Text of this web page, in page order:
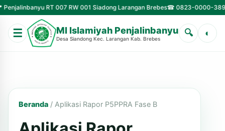
RT 007 RW 001 Siadong Larangan Brebes☎ 0823-0000-3890✉
☰ MI Islamiyah Penjalinbanyu
Desa Siandong Kec. Larangan Kab. Brebes
🔍 ◐
Beranda / Aplikasi Rapor P5PPRA Fase B